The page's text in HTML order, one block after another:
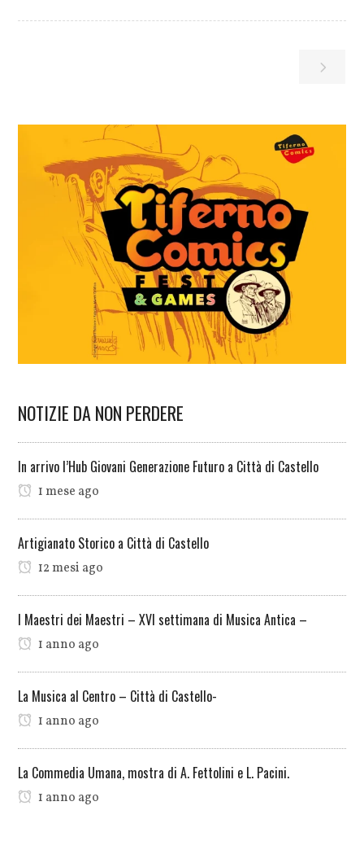
NOTIZIE DA NON PERDERE
In arrivo l’Hub Giovani Generazione Futuro a Città di Castello
1 mese ago
Artigianato Storico a Città di Castello
12 mesi ago
I Maestri dei Maestri – XVI settimana di Musica Antica –
1 anno ago
La Musica al Centro – Città di Castello-
1 anno ago
La Commedia Umana, mostra di A. Fettolini e L. Pacini.
1 anno ago